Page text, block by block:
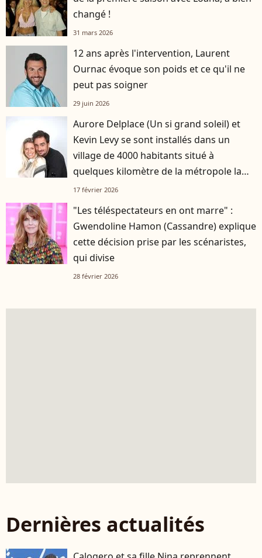
changé !
31 mars 2026
12 ans après l'intervention, Laurent
Ournac évoque son poids et ce qu'il ne
peut pas soigner
29 juin 2026
Aurore Delplace (Un si grand soleil) et
Kevin Levy se sont installés dans un
village de 4000 habitants situé à
quelques kilomètre de la métropole la
plus attractive de France
17 février 2026
"Les téléspectateurs en ont marre" :
Gwendoline Hamon (Cassandre) explique
cette décision prise par les scénaristes,
qui divise
28 février 2026
Dernières actualités